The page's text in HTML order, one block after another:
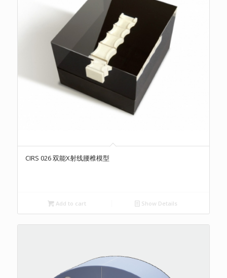
CIRS 026 双能X射线腰椎模型
Add to cart Show Details